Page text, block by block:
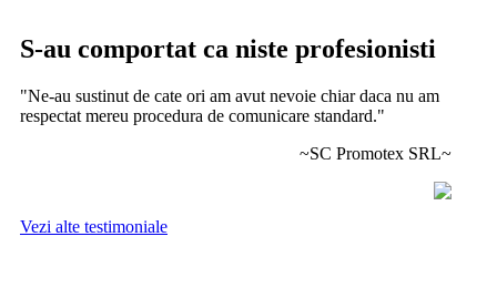
S-au comportat ca niste profesionisti
"Ne-au sustinut de cate ori am avut nevoie chiar daca nu am
respectat mereu procedura de comunicare standard."
~SC Promotex SRL~
Vezi alte testimoniale